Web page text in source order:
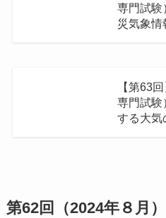
専門試験
災気象情
【第63
専門試験
する⼤気
第62回（2024年８月